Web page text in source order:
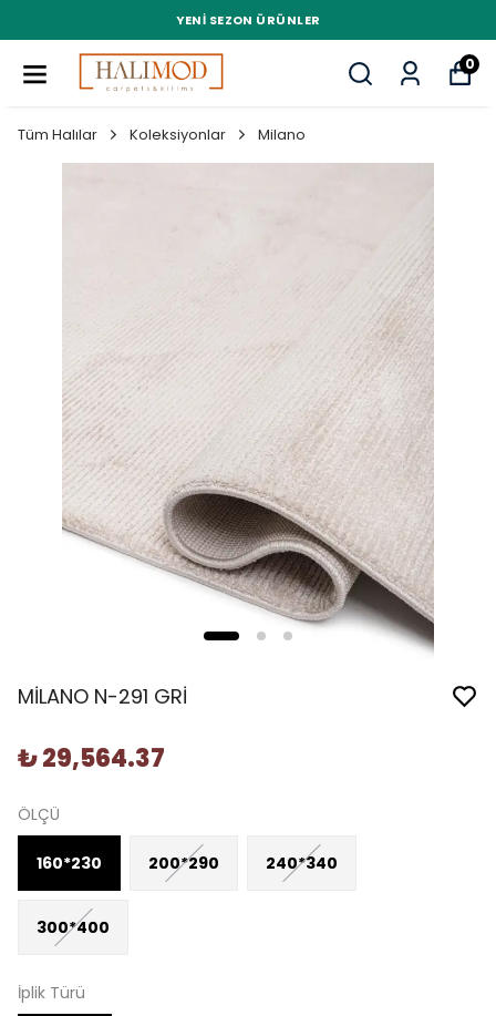
YENI SEZON ÜRÜNLER
0
Tüm Halılar Koleksiyonlar Milano
MİLANO N-291 GRİ
₺ 29,564.37
ÖLÇÜ
160*230 200*290 240*340
300*400
İplik Türü